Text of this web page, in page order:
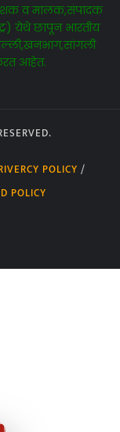
व मालक,संपादक
येथे छापून भारतीय
आहेत.
POLICY /
POLICY